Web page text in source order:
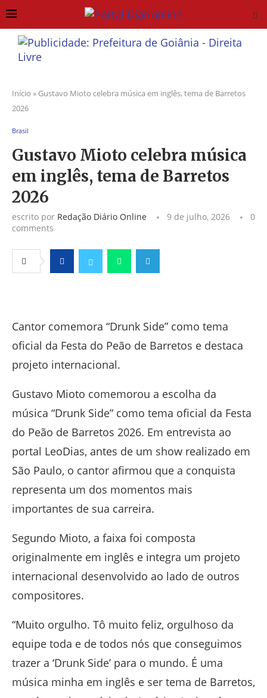
Início » Gustavo Mioto celebra música em inglês, tema de Barretos
2026
Brasil
Gustavo Mioto celebra música
em inglês, tema de Barretos
2026
escrito por Redação Diário Online 9 de julho, 2026
0
comments
Cantor comemora “Drunk Side” como tema
oficial da Festa do Peão de Barretos e destaca
projeto internacional.
Gustavo Mioto comemorou a escolha da
música “Drunk Side” como tema oficial da Festa
do Peão de Barretos 2026. Em entrevista ao
portal LeoDias, antes de um show realizado em
São Paulo, o cantor afirmou que a conquista
representa um dos momentos mais
importantes de sua carreira.
Segundo Mioto, a faixa foi composta
originalmente em inglês e integra um projeto
internacional desenvolvido ao lado de outros
compositores.
“Muito orgulho. Tô muito feliz, orgulhoso da
equipe toda e de todos nós que conseguimos
trazer a ‘Drunk Side’ para o mundo. É uma
música minha em inglês e ser tema de Barretos,